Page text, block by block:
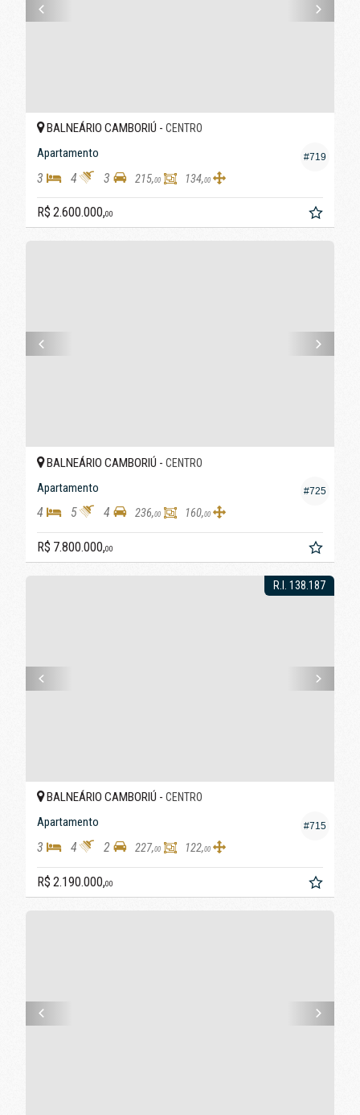
#719
BALNEÁRIO CAMBORIÚ - CENTRO
Apartamento
3 4 3 215,00 134,00
R$ 2.600.000,00
#725
BALNEÁRIO CAMBORIÚ - CENTRO
Apartamento
4 5 4 236,00 160,00
R$ 7.800.000,00
R.I. 138.187
#715
BALNEÁRIO CAMBORIÚ - CENTRO
Apartamento
3 4 2 227,00 122,00
R$ 2.190.000,00